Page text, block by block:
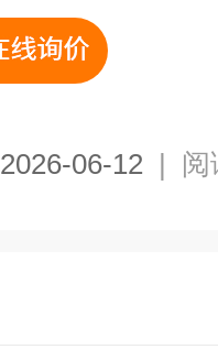
2026-06-12 | 阅